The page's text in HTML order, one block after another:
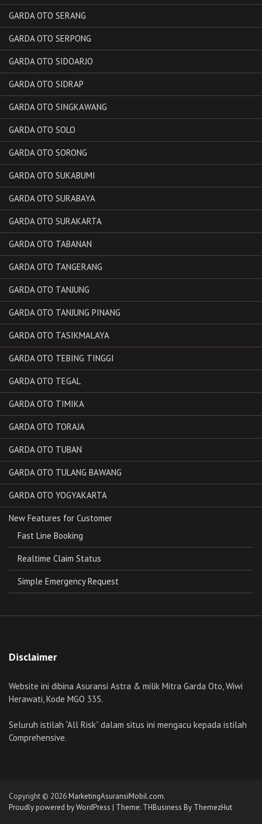
GARDA OTO SERANG
GARDA OTO SERPONG
GARDA OTO SIDOARJO
GARDA OTO SIDRAP
GARDA OTO SINGKAWANG
GARDA OTO SOLO
GARDA OTO SORONG
GARDA OTO SUKABUMI
GARDA OTO SURABAYA
GARDA OTO SURAKARTA
GARDA OTO TABANAN
GARDA OTO TANGERANG
GARDA OTO TANJUNG
GARDA OTO TANJUNG PINANG
GARDA OTO TASIKMALAYA
GARDA OTO TEBING TINGGI
GARDA OTO TEGAL
GARDA OTO TIMIKA
GARDA OTO TORAJA
GARDA OTO TUBAN
GARDA OTO TULANG BAWANG
GARDA OTO YOGYAKARTA
New Features for Customer
Fast Line Booking
Realtime Claim Status
Simple Emergency Request
Disclaimer
Website ini dibina Asuransi Astra & milik Mitra Garda Oto, Wiwi
Herawati, Kode MGO 335.
Seluruh istilah “All Risk” dalam situs ini mengacu kepada istilah
Comprehensive.
Copyright © 2026 MarketingAsuransiMobil.com.
Proudly powered by WordPress | Theme: THBusiness By ThemezHut